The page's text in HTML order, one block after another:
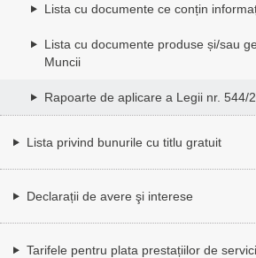
Lista cu documente ce conțin
Lista cu documente produse și/sau
Muncii
Rapoarte de aplicare a Legii nr. 544/
Lista privind bunurile cu titlu gratuit
Declarații de avere şi interese
Tarifele pentru plata prestațiilor de